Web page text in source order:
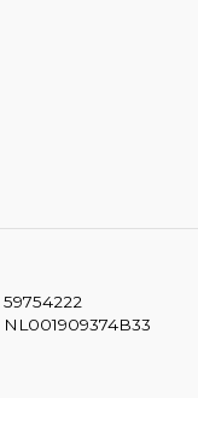
59754222
NL001909374B33